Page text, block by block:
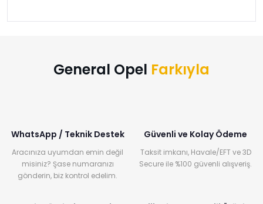
K
MOTOR
› ›
AKÜ
›
General Opel Farkıyla
WhatsApp / Teknik Destek
Aracınıza uyumdan emin değil
misiniz? Şase numaranızı
gönderin, biz kontrol edelim.
Güvenli ve Kolay Ödeme
Taksit imkanı, Havale/EFT ve 3D
Secure ile %100 güvenli alışveriş.